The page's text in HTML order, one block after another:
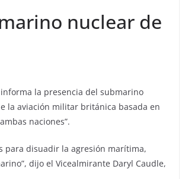
nuclear de
la presencia del submarino
la aviación militar británica basada en
naciones”.
para disuadir la agresión marítima,
dijo el Vicealmirante Daryl Caudle,